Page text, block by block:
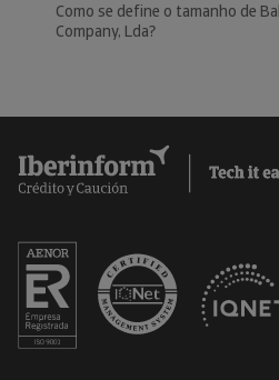
Como se define o tamanho de
Company, Lda?